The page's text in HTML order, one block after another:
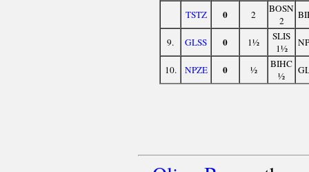
TSTZ 0 2
BOSN
2
9. GLSS 0 1½
SLIS
1½
10. NPZE 0 ½
BIHC
½